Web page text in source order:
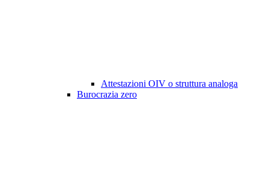
Attestazioni OIV o struttura analoga
Burocrazia zero